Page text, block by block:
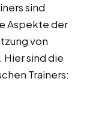
sind
Aspekte der
von
sind die
Trainers: